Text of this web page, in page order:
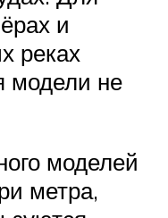
и
реках
модели не
моделей
метра,